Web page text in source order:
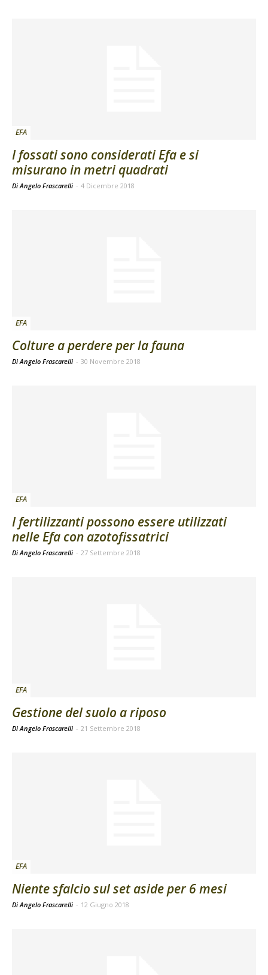
EFA
I fossati sono considerati Efa e si
misurano in metri quadrati
Di Angelo Frascarelli - 4 Dicembre 2018
EFA
Colture a perdere per la fauna
Di Angelo Frascarelli - 30 Novembre 2018
EFA
I fertilizzanti possono essere utilizzati
nelle Efa con azotofissatrici
Di Angelo Frascarelli - 27 Settembre 2018
EFA
Gestione del suolo a riposo
Di Angelo Frascarelli - 21 Settembre 2018
EFA
Niente sfalcio sul set aside per 6 mesi
Di Angelo Frascarelli - 12 Giugno 2018